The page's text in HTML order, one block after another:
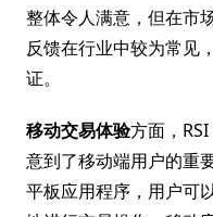
整体令人满意，但在市
反馈在行业中较为常见
证。
移动交易体验方面，
意到了移动端用户的重
平板应用程序，用户可